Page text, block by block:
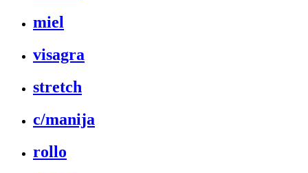
miel
visagra
stretch
c/manija
rollo